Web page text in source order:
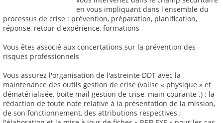
en vous impliquant dans l'ensemble du
processus de crise : prévention, préparation, planification,
réponse, retour d'expérience, formations
Vous êtes associé aux concertations sur la prévention des
risques professionnels
Vous assurez l'organisation de l'astreinte DDT avec la
maintenance des outils gestion de crise (valise « physique » et
dématérialisée, boite mail gestion de crise, main courante .) ; la
rédaction de toute note relative à la présentation de la mission,
de son fonctionnement, des attributions respectives ;